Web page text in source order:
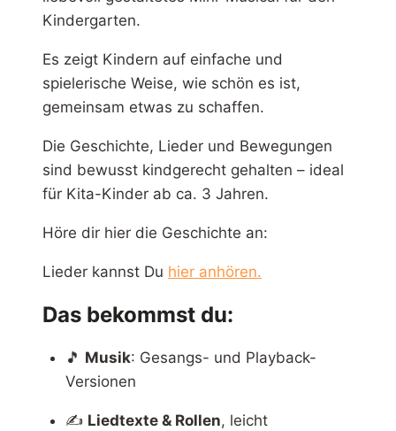
Kindergarten.
Es zeigt Kindern auf einfache und
spielerische Weise, wie schön es ist,
gemeinsam etwas zu schaffen.
Die Geschichte, Lieder und Bewegungen
sind bewusst kindgerecht gehalten – ideal
für Kita-Kinder ab ca. 3 Jahren.
Höre dir hier die Geschichte an:
Lieder kannst Du hier anhören.
Das bekommst du:
🎵 Musik: Gesangs- und Playback-
Versionen
✍️ Liedtexte & Rollen, leicht